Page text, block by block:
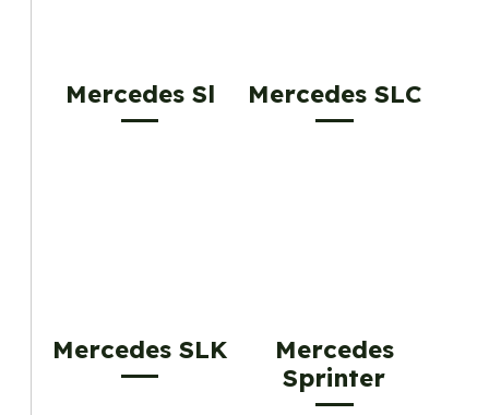
Mercedes Sl Mercedes SLC
Mercedes SLK
Mercedes
Sprinter